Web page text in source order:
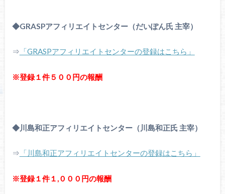
◆GRASPアフィリエイトセンター（だいぽん氏 主宰）
⇒ 「GRASPアフィリエイトセンターの登録はこちら」
※登録１件５００円の報酬
◆川島和正アフィリエイトセンター（川島和正氏 主宰）
⇒ 「川島和正アフィリエイトセンターの登録はこちら」
※登録１件１,０００円の報酬